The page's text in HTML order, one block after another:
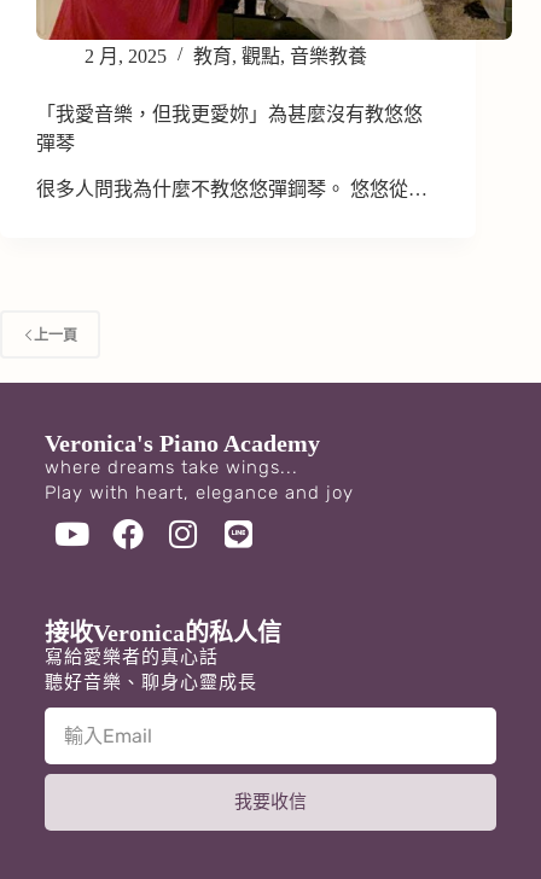
2 月, 2025 教育, 觀點, 音樂教養
「我愛音樂，但我更愛妳」為甚麼沒有教悠悠
彈琴
很多人問我為什麼不教悠悠彈鋼琴。 悠悠從…
上一頁
Veronica's Piano Academy
where dreams take wings...
Play with heart, elegance and joy
接收Veronica的私人信
寫給愛樂者的真心話
聽好音樂、聊身心靈成長
我要收信